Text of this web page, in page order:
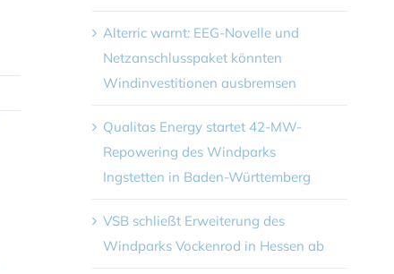
Alterric warnt: EEG-Novelle und
Netzanschlusspaket könnten
Windinvestitionen ausbremsen
Qualitas Energy startet 42-MW-
Repowering des Windparks
Ingstetten in Baden-Württemberg
VSB schließt Erweiterung des
Windparks Vockenrod in Hessen ab